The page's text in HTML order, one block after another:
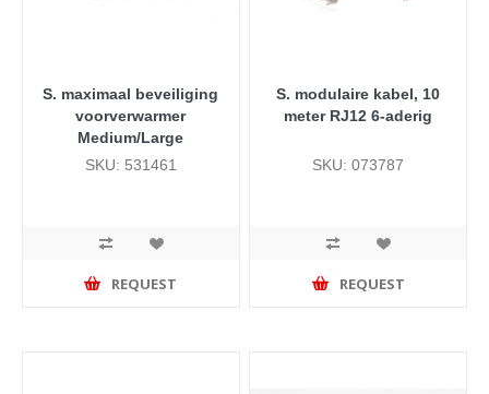
S. maximaal beveiliging
voorverwarmer
Medium/Large
SKU: 531461
REQUEST
S. modulaire kabel, 10
meter RJ12 6-aderig
SKU: 073787
REQUEST